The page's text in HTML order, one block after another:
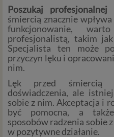
Poszukaj profesjonalnej
śmiercią znacznie
funkcjonowanie,
profesjonalistą, takim
Specjalista ten może
przyczyn lęku i
nim.
Lęk przed śmiercią
doświadczenia, ale
sobie z nim. Akceptacja i
być pomocna, a
sposobów radzenia sobie
w pozytywne działanie.